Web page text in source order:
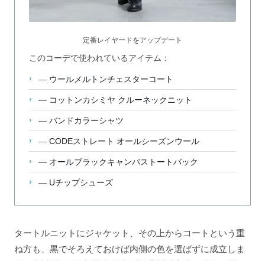
定番レイヤードをアップデート
このコーデで使われているアイテム：
— ウールメルトンチェスターコート
— コットンカシミヤ クルーネックニット
— バンドカラーシャツ
— CODEストレート オールシーズンウール
— オールブラックキャンバストートバック
— Uチップシューズ
タートルニットにジャケット、その上からコートという重
ね方も、黒でそろえておけば内側の色を選ばずに成立しま